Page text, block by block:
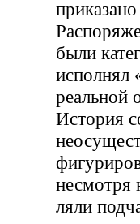
были
исполнял
реальной
История
несмотря
ляли